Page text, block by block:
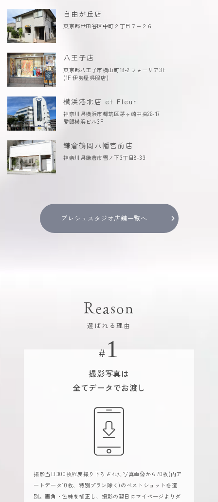
自由が丘店
東京都世田谷区中町２丁目７−２６
八王子店
東京都八王子市横山町18-2 フォーリア3F
(1F 伊勢屋呉服店)
横浜港北店 et Fleur
神奈川県横浜市都筑区茅ヶ崎中央26-17
愛眼横浜ビル3F
鎌倉鶴岡八幡宮前店
神奈川県鎌倉市雪ノ下3丁目8-33
プレシュスタジオ店舗一覧へ
Reason
選ばれる理由
撮影写真は
全てデータでお渡し
撮影当日300枚程度撮り下ろされた写真画像から70枚(内ア
ートデータ10枚、特別プラン除く)のベストショットを選
別。画角・色味を補正し、撮影の翌日にマイページよりダ